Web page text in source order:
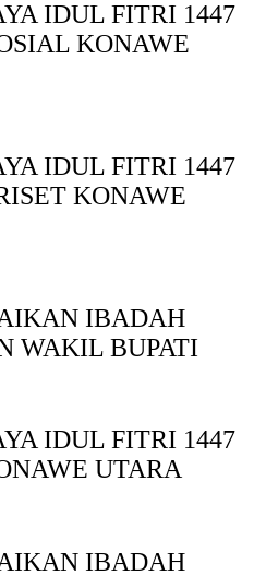
IDUL FITRI 1447
KONAWE
IDUL FITRI 1447
KONAWE
IBADAH
WAKIL BUPATI
IDUL FITRI 1447
UTARA
IBADAH